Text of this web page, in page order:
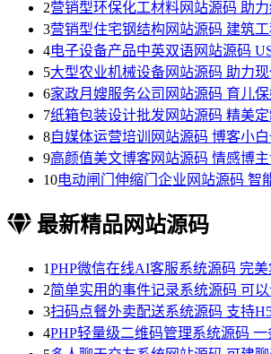
2营销型环保化工材料网站源码 助
3营销型住宅钢结构网站源码 建筑
4电子设备产品中英双语网站源码
5大型农业机械设备网站源码 助力
6家政月嫂服务公司网站源码 育儿
7纸箱包装设计批发网站源码 精美
8自媒体运营培训网站源码 博客小
9高颜值美文博客网站源码 情感博
10电动闸门伸缩门企业网站源码 智
最新精品网站源码
1PHP微信在线AI客服系统源码 完
2简单实用的事件记录系统源码 可
3扫码点餐外卖配送系统源码 支持
4PHP轻量级二维码管理系统源码